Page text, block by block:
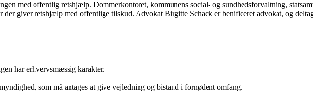
med offentlig retshjælp. Dommerkontoret, kommunens social- og sundhedsforvaltning,
giver retshjælp med offentlige tilskud. Advokat Birgitte Schack er benificeret advokat, og
har erhvervsmæssig karakter.
som må antages at give vejledning og bistand i fornødent omfang.